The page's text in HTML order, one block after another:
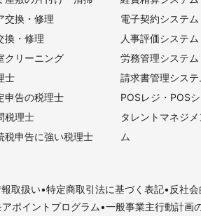
交換・修理
換・修理
クリーニング
士
申告の税理士
税理士
税申告に強い税理士
電子契約システム
人事評価システム
労務管理システム
請求書管理システ
POSレジ・POS
タレントマネジ
ム
取扱い 特定商取引法に基づく表記 反社
アポイントプログラム 一般事業主行動計画